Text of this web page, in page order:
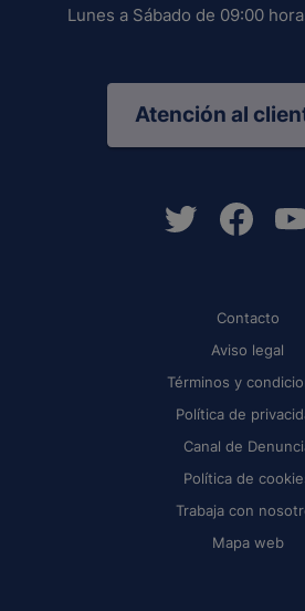
Lunes a Sábado de 09:00
Atención al
Contacto
Aviso legal
Términos y
Política de
Canal de
Política de
Trabaja con
Mapa web